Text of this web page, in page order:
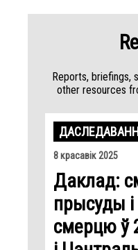
Reports, briefings,
other resources
8 красавік 2025
Даклад:
прысуды
смерцю ў